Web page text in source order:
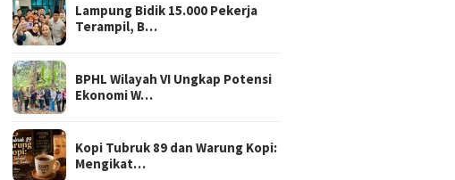
Lampung Bidik 15.000 Pekerja
Terampil, B…
BPHL Wilayah VI Ungkap Potensi
Ekonomi W…
Kopi Tubruk 89 dan Warung Kopi:
Mengikat…